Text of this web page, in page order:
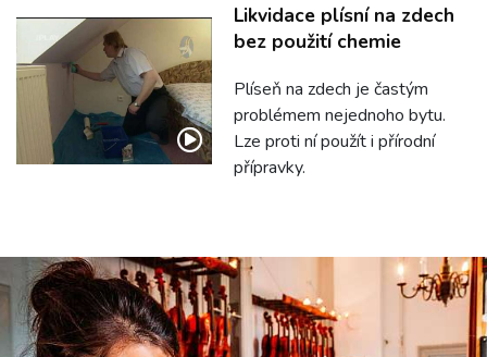
Likvidace plísní na zdech
bez použití chemie
Plíseň na zdech je častým
problémem nejednoho bytu.
Lze proti ní použít i přírodní
přípravky.